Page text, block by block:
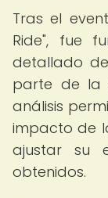
Tras el
Ride", fue
detallado
parte de la
análisis
impacto de
ajustar su
obtenidos.